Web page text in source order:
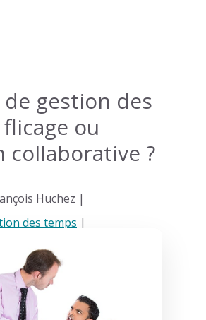
de gestion des
ou
collaborative ?
Huchez |
des temps |